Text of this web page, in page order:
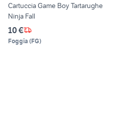
Cartuccia Game Boy Tartarughe
Ninja Fall
10 €
Foggia (FG)